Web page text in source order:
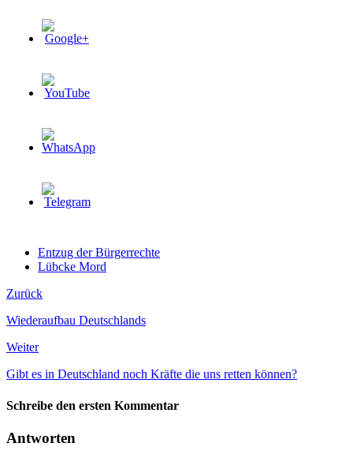
Entzug der Bürgerrechte
Lübcke Mord
Zurück
Wiederaufbau Deutschlands
Weiter
Gibt es in Deutschland noch Kräfte die uns retten können?
Schreibe den ersten Kommentar
Antworten